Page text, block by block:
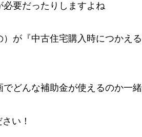
要だったりしますよね
が『中古住宅購入時につかえ
どんな補助金が使えるのか一
い！